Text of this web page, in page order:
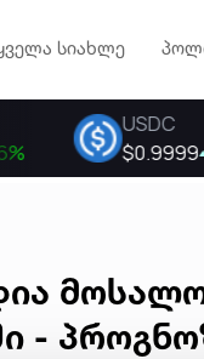
სიახლე
-